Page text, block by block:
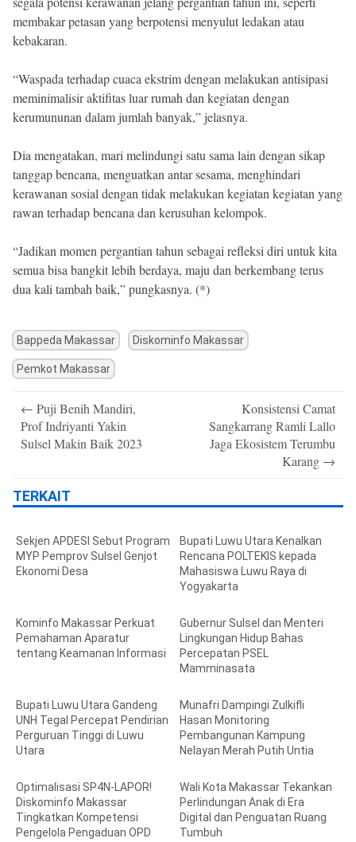
membakar petasan yang berpotensi menyulut ledakan atau
kebakaran.
“Waspada terhadap cuaca ekstrim dengan melakukan antisipasi
meminimalisir aktifitas luar rumah dan kegiatan dengan
kerumununan dalam jumlah banyak,” jelasnya.
Dia mengatakan, mari melindungi satu sama lain dengan sikap
tanggap bencana, menguatkan antar sesama, menghindari
kerawanan sosial dengan tidak melakukan kegiatan kegiatan yang
rawan terhadap bencana dan kerusuhan kelompok.
“Jadikan momen pergantian tahun sebagai refleksi diri untuk kita
semua bisa bangkit lebih berdaya, maju dan berkembang terus
dua kali tambah baik,” pungkasnya. (*)
Bappeda Makassar Diskominfo Makassar
Pemkot Makassar
navigation
← Puji Benih Mandiri,
Prof Indriyanti Yakin
Sulsel Makin Baik 2023
Konsistensi Camat
Sangkarrang Ramli Lallo
Jaga Ekosistem Terumbu
Karang →
TERKAIT
Sekjen APDESI Sebut Program
MYP Pemprov Sulsel Genjot
Ekonomi Desa
Bupati Luwu Utara Kenalkan
Rencana POLTEKIS kepada
Mahasiswa Luwu Raya di
Yogyakarta
Kominfo Makassar Perkuat
Pemahaman Aparatur
tentang Keamanan Informasi
Gubernur Sulsel dan Menteri
Lingkungan Hidup Bahas
Percepatan PSEL
Mamminasata
Bupati Luwu Utara Gandeng
UNH Tegal Percepat Pendirian
Perguruan Tinggi di Luwu
Utara
Munafri Dampingi Zulkifli
Hasan Monitoring
Pembangunan Kampung
Nelayan Merah Putih Untia
Optimalisasi SP4N-LAPOR!
Diskominfo Makassar
Tingkatkan Kompetensi
Pengelola Pengaduan OPD
Wali Kota Makassar Tekankan
Perlindungan Anak di Era
Digital dan Penguatan Ruang
Tumbuh